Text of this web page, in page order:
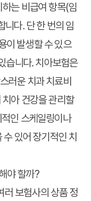
는 비급여 항목(임
니다. 단 한 번의 임
이 발생할 수 있으
습니다. 치아보험은
러운 치과 치료비
아 건강을 관리할
인 스케일링이나
있어 장기적인 치
야 할까?
러 보험사의 상품 정